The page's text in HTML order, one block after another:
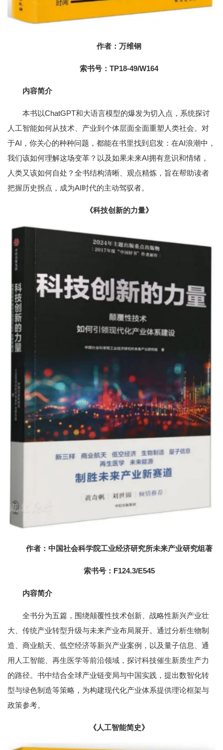
作者：万维钢
索书号：TP18-49/W164
内容简介
本书以ChatGPT和大语言模型的爆发为切入点，系统探讨
人工智能如何从技术、产业到个体层面全面重塑人类社会。对
于AI，你关心的种种问题，都能在书里找到启发：在AI浪潮中，
我们该如何理解这场变革？以及如果未来AI拥有意识和情绪，
人类又该如何自处？全书结构清晰、观点精炼，旨在帮助读者
把握历史拐点，成为AI时代的主动驾驭者。
《科技创新的力量》
作者：中国社会科学院工业经济研究所未来产业研究组著
索书号：F124.3/E545
内容简介
全书分为五篇，围绕颠覆性技术创新、战略性新兴产业壮
大、传统产业转型升级与未来产业布局展开。通过分析生物制
造、商业航天、低空经济等新兴产业案例，以及量子信息、通
用人工智能、再生医学等前沿领域，探讨科技催生新质生产力
的路径。书中结合全球产业链变局与中国实践，提出数智化转
型与绿色制造等策略，为构建现代化产业体系提供理论框架与
政策参考。
《人工智能简史》